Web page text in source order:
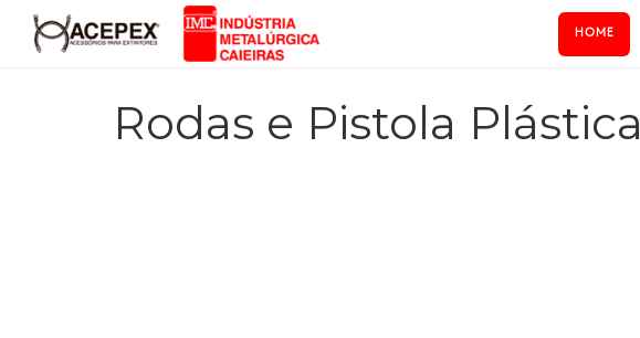
HOME
Rodas e Pistola Plástica